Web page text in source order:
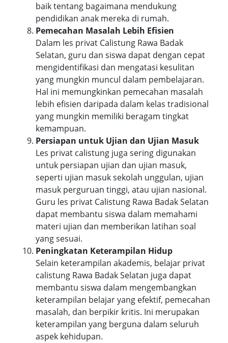
baik tentang bagaimana mendukung
pendidikan anak mereka di rumah.
Pemecahan Masalah Lebih Efisien
Dalam les privat Calistung Rawa Badak
Selatan, guru dan siswa dapat dengan cepat
mengidentifikasi dan mengatasi kesulitan
yang mungkin muncul dalam pembelajaran.
Hal ini memungkinkan pemecahan masalah
lebih efisien daripada dalam kelas tradisional
yang mungkin memiliki beragam tingkat
kemampuan.
Persiapan untuk Ujian dan Ujian Masuk
Les privat calistung juga sering digunakan
untuk persiapan ujian dan ujian masuk,
seperti ujian masuk sekolah unggulan, ujian
masuk perguruan tinggi, atau ujian nasional.
Guru les privat Calistung Rawa Badak Selatan
dapat membantu siswa dalam memahami
materi ujian dan memberikan latihan soal
yang sesuai.
Peningkatan Keterampilan Hidup
Selain keterampilan akademis, belajar privat
calistung Rawa Badak Selatan juga dapat
membantu siswa dalam mengembangkan
keterampilan belajar yang efektif, pemecahan
masalah, dan berpikir kritis. Ini merupakan
keterampilan yang berguna dalam seluruh
aspek kehidupan.